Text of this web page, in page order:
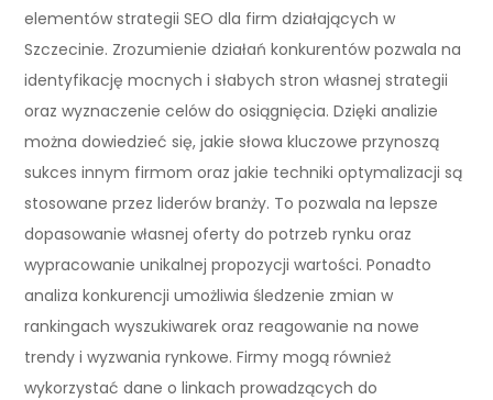
elementów strategii SEO dla firm działających w
Szczecinie. Zrozumienie działań konkurentów pozwala na
identyfikację mocnych i słabych stron własnej strategii
oraz wyznaczenie celów do osiągnięcia. Dzięki analizie
można dowiedzieć się, jakie słowa kluczowe przynoszą
sukces innym firmom oraz jakie techniki optymalizacji są
stosowane przez liderów branży. To pozwala na lepsze
dopasowanie własnej oferty do potrzeb rynku oraz
wypracowanie unikalnej propozycji wartości. Ponadto
analiza konkurencji umożliwia śledzenie zmian w
rankingach wyszukiwarek oraz reagowanie na nowe
trendy i wyzwania rynkowe. Firmy mogą również
wykorzystać dane o linkach prowadzących do